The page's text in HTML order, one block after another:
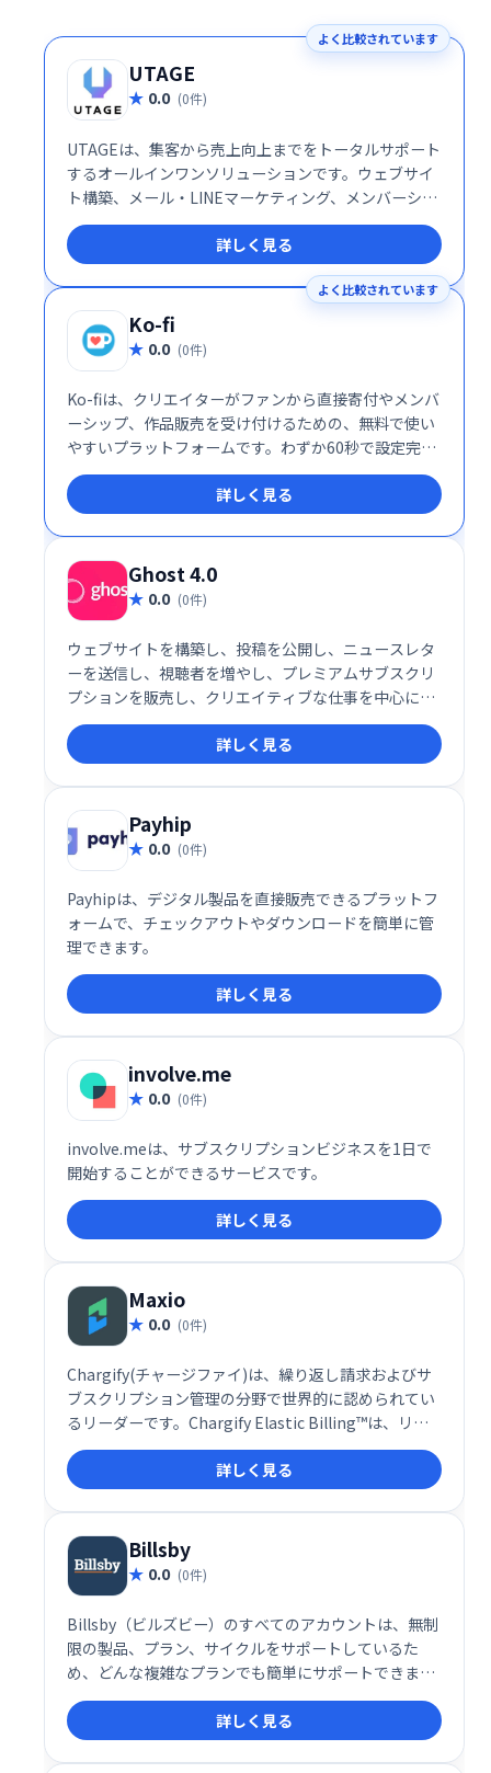
よく比較されています
UTAGE
0.0 (0件)
UTAGEは、集客から売上向上までをトータルサポート
するオールインワンソリューションです。ウェブサイ
ト構築、メール・LINEマーケティング、メンバーシッ
プ管理、決済処理、顧客情報管理、業務自動化など、
ビジネスに必要な機能を網羅。煩雑な作業を効率化
し、売上アップを実現します。集客や売上向上でお悩
みの事業者様は、ぜひUTAGEをご検討ください。
詳しく見る
よく比較されています
Ko-fi
0.0 (0件)
Ko-fiは、クリエイターがファンから直接寄付やメンバ
ーシップ、作品販売を受け付けるための、無料で使い
やすいプラットフォームです。わずか60秒で設定完
了。無料ショップ機能やメンバーシップ機能、販売機
能などを活用して、安定した収入源を構築できます。
クリエイター活動を支援し、ファンとより深くつなが
るための最適なツールです。
詳しく見る
Ghost 4.0
0.0 (0件)
ウェブサイトを構築し、投稿を公開し、ニュースレタ
ーを送信し、視聴者を増やし、プレミアムサブスクリ
プションを販売し、クリエイティブな仕事を中心に持
続可能なビジネスを作成します。Ghost 4.0はそれを
すべて実行し、さらに多くのことを実行します。
詳しく見る
Payhip
0.0 (0件)
Payhipは、デジタル製品を直接販売できるプラットフ
ォームで、チェックアウトやダウンロードを簡単に管
理できます。
詳しく見る
involve.me
0.0 (0件)
involve.meは、サブスクリプションビジネスを1日で​​
開始することができるサービスです。
詳しく見る
Maxio
0.0 (0件)
Chargify(チャージファイ)は、繰り返し請求およびサ
ブスクリプション管理の分野で世界的に認められてい
るリーダーです。Chargify Elastic Billing™は、リレ
ーションシップエコノミー向けのサービスをパーソナ
ライズして差別化する必要がある現代の定期的な収益
ベースのビジネスの競争力に課金を変えます。
詳しく見る
Billsby
0.0 (0件)
Billsby（ビルズビー）のすべてのアカウントは、無制
限の製品、プラン、サイクルをサポートしているた
め、どんな複雑なプランでも簡単にサポートできま
す。
詳しく見る